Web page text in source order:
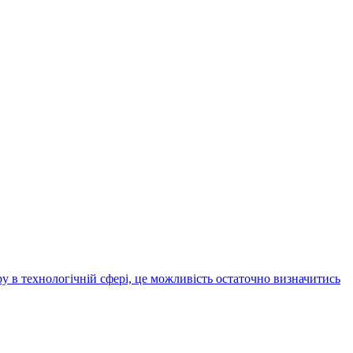
в технологічній сфері, це можливість остаточно визначитись